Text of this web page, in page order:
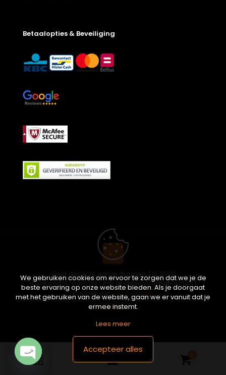
Betaalopties & Beveiliging
Geef daglicht aan je dromen. | © 2026
ikwileendakraam.be | Alle rechten voorbehouden |
Partner vanAPEX-Groep
0
We gebruiken cookies om ervoor te zorgen dat we je de
beste ervaring op onze website bieden. Als je doorgaat
met het gebruiken van de website, gaan we er vanuit dat je
ermee instemt.
Lees meer
Accepteer alles